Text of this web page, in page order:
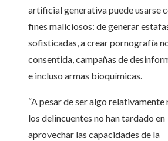
artificial generativa puede usarse
fines maliciosos: de generar
sofisticadas, a crear pornografía
consentida, campañas de
e incluso armas bioquímicas.
“A pesar de ser algo relativamente
los delincuentes no han tardado en
aprovechar las capacidades de la